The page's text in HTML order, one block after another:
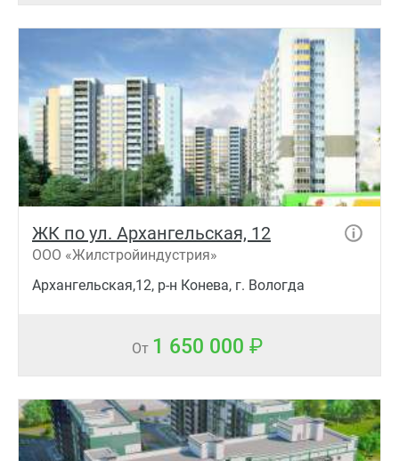
ЖК по ул. Архангельская, 12
ООО «Жилстройиндустрия»
Архангельская,12, р-н Конева, г. Вологда
От 1 650 000